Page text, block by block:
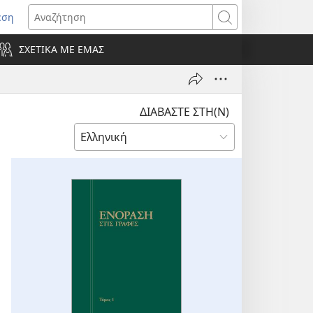
Αναζήτηση
ΣΧΕΤΙΚΑ ΜΕ ΕΜΑΣ
ΔΙΑΒΑΣΤΕ ΣΤΗ(Ν)